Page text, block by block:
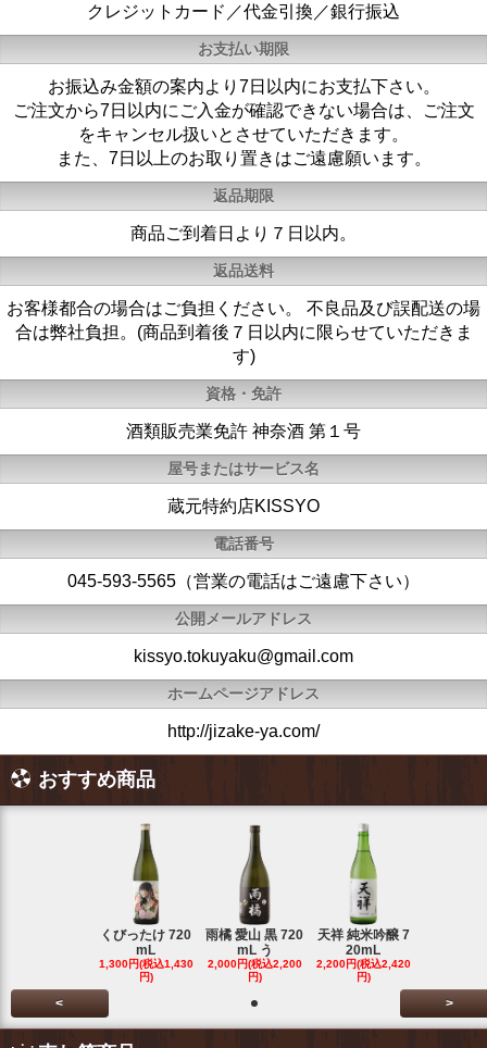
クレジットカード／代金引換／銀行振込
お支払い期限
お振込み金額の案内より7日以内にお支払下さい。
ご注文から7日以内にご入金が確認できない場合は、ご注文
をキャンセル扱いとさせていただきます。
また、7日以上のお取り置きはご遠慮願います。
返品期限
商品ご到着日より７日以内。
返品送料
お客様都合の場合はご負担ください。 不良品及び誤配送の場
合は弊社負担。(商品到着後７日以内に限らせていただきま
す)
資格・免許
酒類販売業免許 神奈酒 第１号
屋号またはサービス名
蔵元特約店KISSYO
電話番号
045-593-5565（営業の電話はご遠慮下さい）
公開メールアドレス
kissyo.tokuyaku@gmail.com
ホームページアドレス
http://jizake-ya.com/
おすすめ商品
くびったけ 720
mL
1,300円(税込1,430
円)
雨橘 愛山 黒 720
mL う
2,000円(税込2,200
円)
天祥 純米吟醸 7
20mL
2,200円(税込2,420
円)
< >